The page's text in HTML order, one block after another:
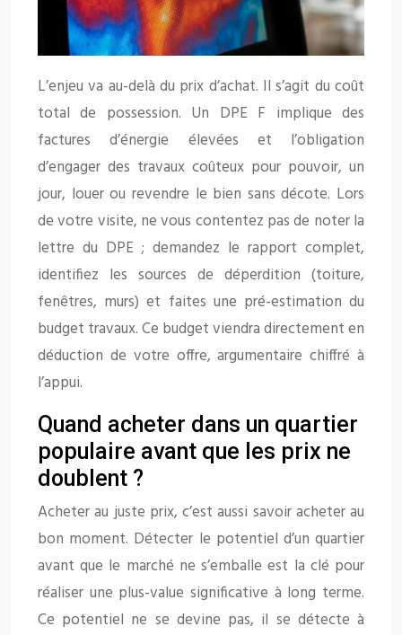
L’enjeu va au-delà du prix d’achat. Il s’agit du coût
total de possession. Un DPE F implique des
factures d’énergie élevées et l’obligation
d’engager des travaux coûteux pour pouvoir, un
jour, louer ou revendre le bien sans décote. Lors
de votre visite, ne vous contentez pas de noter la
lettre du DPE ; demandez le rapport complet,
identifiez les sources de déperdition (toiture,
fenêtres, murs) et faites une pré-estimation du
budget travaux. Ce budget viendra directement en
déduction de votre offre, argumentaire chiffré à
l’appui.
Quand acheter dans un quartier
populaire avant que les prix ne
doublent ?
Acheter au juste prix, c’est aussi savoir acheter au
bon moment. Détecter le potentiel d’un quartier
avant que le marché ne s’emballe est la clé pour
réaliser une plus-value significative à long terme.
Ce potentiel ne se devine pas, il se détecte à